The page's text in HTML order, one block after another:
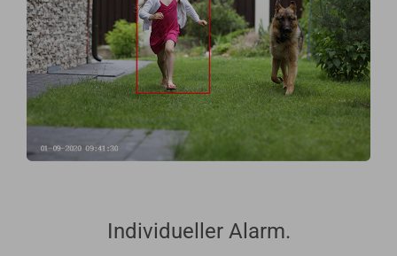
Individueller Alarm.